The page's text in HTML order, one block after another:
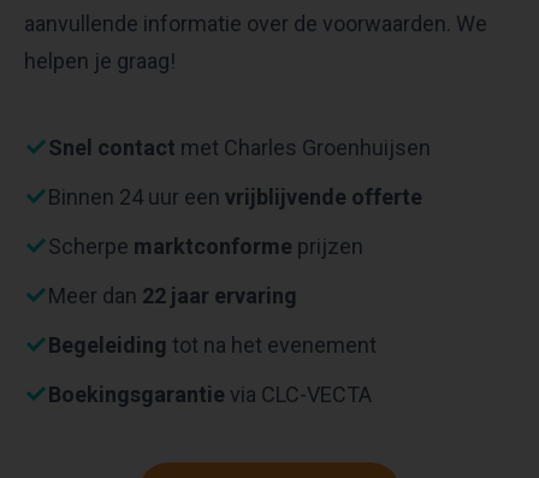
aanvullende informatie over de voorwaarden. We
helpen je graag!
Snel contact met Charles Groenhuijsen
Binnen 24 uur een vrijblijvende offerte
Scherpe marktconforme prijzen
Meer dan 22 jaar ervaring
Begeleiding tot na het evenement
Boekingsgarantie via CLC-VECTA